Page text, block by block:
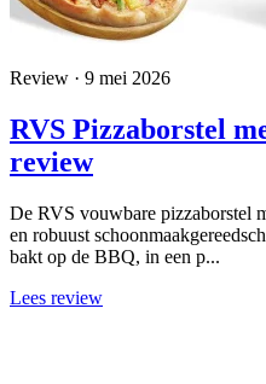
Review · 9 mei 2026
RVS Pizzaborstel
review
De RVS vouwbare pizzaborstel
en robuust
bakt op de BBQ, in een p...
Lees review